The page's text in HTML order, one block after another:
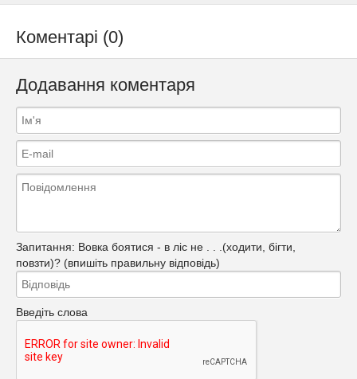
Коментарі (0)
Додавання коментаря
Запитання: Вовка боятися - в ліс не . . .(ходити, бігти,
повзти)? (впишіть правильну відповідь)
Введіть слова